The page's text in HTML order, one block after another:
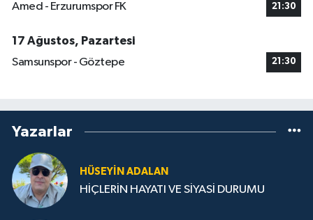
Amed - Erzurumspor FK 21:30
17 Ağustos, Pazartesi
Samsunspor - Göztepe
21:30
Yazarlar
HÜSEYIN ADALAN
HİÇLERİN HAYATI VE SİYASİ DURUMU